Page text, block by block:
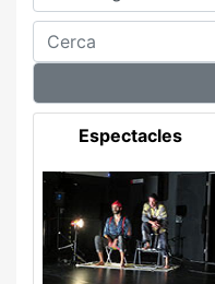
Cerca
Espectacles